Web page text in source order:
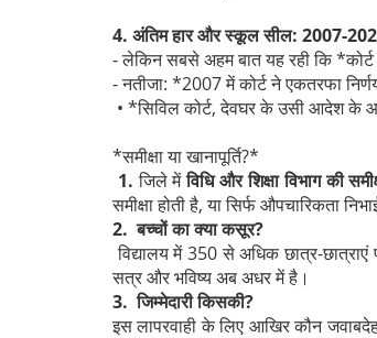
4. अंतिम हार और स्कूल सील: 2007-
- लेकिन सबसे अहम बात यह रही कि *कोर्ट
- नतीजा: *2007 में कोर्ट ने एकतरफा
• *सिविल कोर्ट, देवघर के उसी आदेश के
*समीक्षा या खानापूर्ति?*
1. जिले मेंविधि और शिक्षा विभाग की
समीक्षा होती है, या सिर्फ औपचारिकता
2. बच्चों का क्या कसूर?
विद्यालय में 350 से अधिक छात्र-
सत्र और भविष्य अब अधर में है।
3. जिम्मेदारी किसकी?
इस लापरवाही के लिए आखिर कौन जवाबदेह